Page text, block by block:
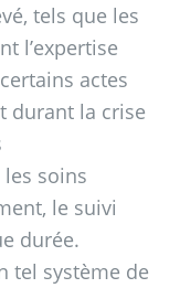
tels que les
l’expertise
actes
durant la crise
soins
le suivi
durée.
tel système de